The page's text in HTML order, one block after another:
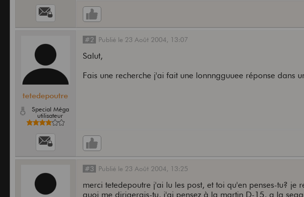
tetedepoutre
Special Méga
utilisateur
#2 Publié le 23 Août 2004, 13:07
Salut,
Fais une recherche j'ai fait une lonnngguuee réponse dans
#3 Publié le 23 Août 2004, 13:25
merci tetedepoutre j'ai lu les post, et toi qu'en penses-tu? je
quoi me dirigerais-tu, j'ai pensez à la martin D-15, a la